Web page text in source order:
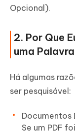
Opcional).
2. Por Que
uma
Há algumas
ser pesquisável:
Documentos
Se um PDF